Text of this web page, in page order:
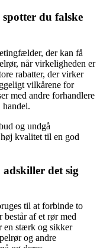
du falske
der kan få
når virkeligheden er
rabatter, der virker
vilkårene for
med andre forhandlere
og undgå
kvalitet til en god
det sig
til at forbinde to
består af et rør med
en stærk og sikker
og andre